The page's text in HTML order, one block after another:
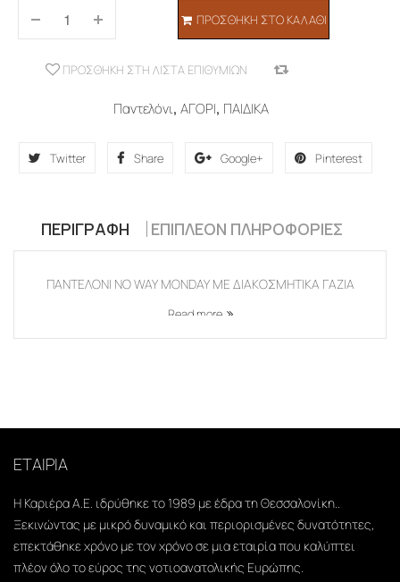
ΠΡΟΣΘΉΚΗ ΣΤΟ ΚΑΛΆΘΙ
ΠΡΟΣΘΉΚΗ ΣΤΗ ΛΊΣΤΑ ΕΠΙΘΥΜΙΏΝ
Παντελόνι, ΑΓΟΡΙ, ΠΑΙΔΙΚΑ
Twitter Share Google+ Pinterest
ΠΕΡΙΓΡΑΦΉ ΕΠΙΠΛΈΟΝ ΠΛΗΡΟΦΟΡΊΕΣ
ΠΑΝΤΕΛΟΝΙ NO WAY MONDAY ΜΕ ΔΙΑΚΟΣΜΗΤΙΚΑ ΓΑΖΙΑ
Read more
ΕΤΑΙΡΙΑ
Η Καριέρα Α.Ε. ιδρύθηκε το 1989 με έδρα τη Θεσσαλονίκη..
Ξεκινώντας με μικρό δυναμικό και περιορισμένες δυνατότητες,
επεκτάθηκε χρόνο με τον χρόνο σε μια εταιρία που καλύπτει
πλέον όλο το εύρος της νοτιοανατολικής Ευρώπης.